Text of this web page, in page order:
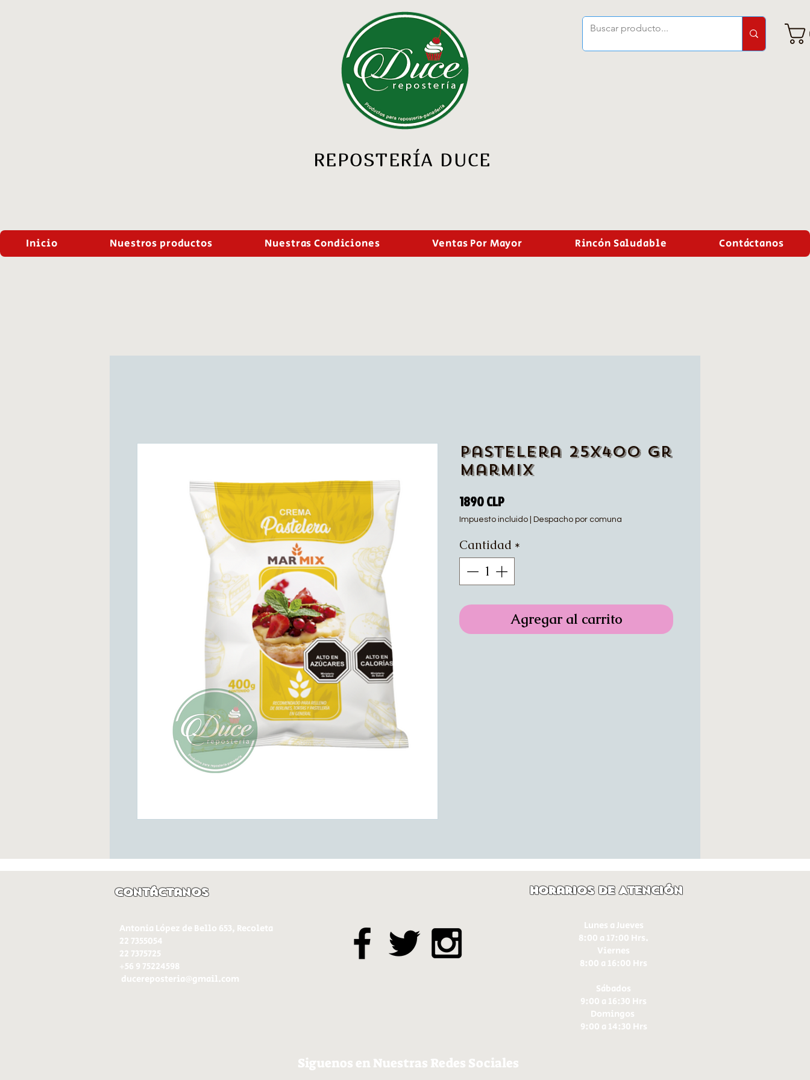
REPOSTERÍA DUCE
Inicio Nuestros productos Nuestras Condiciones Ventas Por Mayor Rincón Saludable Contáctanos
Pastelera 25x400 Gr
Marmix
1890 CLPPrecio
Impuesto incluido Despacho por comuna
Cantidad *
Agregar al carrito
Contáctanos
Antonia López de Bello 653, Recoleta
22 7355054
22 7375725
+56 9 75224598
ducereposteria@gmail.com
Horarios de Atención
Lunes a Jueves
8:00 a 17:00 Hrs.
Viernes
8:00 a 16:00 Hrs​
Sábados
9:00 a 16:30 Hrs
Domingos
9:00 a 14:30 Hrs
Siguenos en Nuestras Redes Sociales